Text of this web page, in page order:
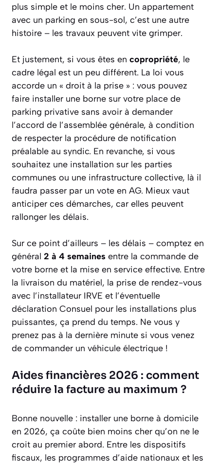
plus simple et le moins cher. Un appartement
avec un parking en sous-sol, c’est une autre
histoire – les travaux peuvent vite grimper.
Et justement, si vous êtes en copropriété, le
cadre légal est un peu différent. La loi vous
accorde un « droit à la prise » : vous pouvez
faire installer une borne sur votre place de
parking privative sans avoir à demander
l’accord de l’assemblée générale, à condition
de respecter la procédure de notification
préalable au syndic. En revanche, si vous
souhaitez une installation sur les parties
communes ou une infrastructure collective, là il
faudra passer par un vote en AG. Mieux vaut
anticiper ces démarches, car elles peuvent
rallonger les délais.
Sur ce point d’ailleurs – les délais – comptez en
général 2 à 4 semaines entre la commande de
votre borne et la mise en service effective. Entre
la livraison du matériel, la prise de rendez-vous
avec l’installateur IRVE et l’éventuelle
déclaration Consuel pour les installations plus
puissantes, ça prend du temps. Ne vous y
prenez pas à la dernière minute si vous venez
de commander un véhicule électrique !
Aides financières 2026 : comment
réduire la facture au maximum ?
Bonne nouvelle : installer une borne à domicile
en 2026, ça coûte bien moins cher qu’on ne le
croit au premier abord. Entre les dispositifs
fiscaux, les programmes d’aide nationaux et les